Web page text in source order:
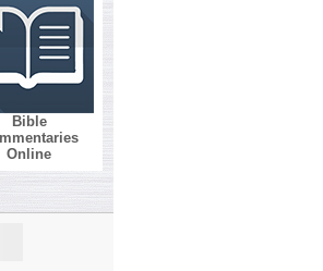
Bible
Online